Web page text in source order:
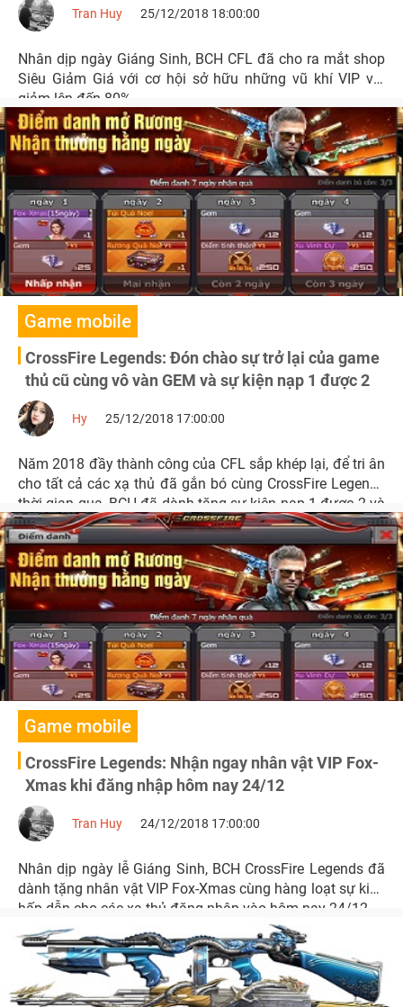
Nhân dịp ngày Giáng Sinh, BCH CFL đã cho ra mắt shop
Siêu Giảm Giá với cơ hội sở hữu những vũ khí VIP với
giảm lên đến 80%.
Game mobile
CrossFire Legends: Đón chào sự trở lại của game
thủ cũ cùng vô vàn GEM và sự kiện nạp 1 được 2
Năm 2018 đầy thành công của CFL sắp khép lại, để tri ân
cho tất cả các xạ thủ đã gắn bó cùng CrossFire Legends
thời gian qua, BCH đã dành tặng sự kiện nạp 1 được 2 và
rất nhiều GEM mừng sự trở lại của các game thủ cũ
Game mobile
CrossFire Legends: Nhận ngay nhân vật VIP Fox-
Xmas khi đăng nhập hôm nay 24/12
Nhân dịp ngày lễ Giáng Sinh, BCH CrossFire Legends đã
dành tặng nhân vật VIP Fox-Xmas cùng hàng loạt sự kiện
hấp dẫn cho các xạ thủ đăng nhập vào hôm nay 24/12